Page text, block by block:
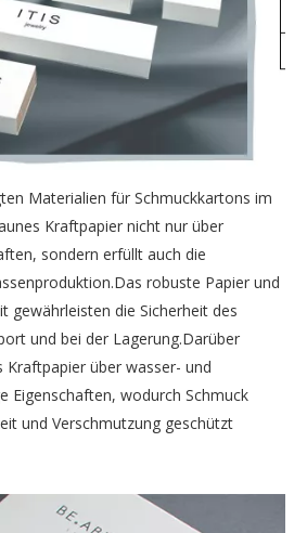
Materialien für Schmuckkartons im
Kraftpapier nicht nur über
sondern erfüllt auch die
robuste Papier und
gewährleisten die Sicherheit des
und bei der Lagerung.Darüber
Kraftpapier über wasser- und
Eigenschaften, wodurch Schmuck
und Verschmutzung geschützt